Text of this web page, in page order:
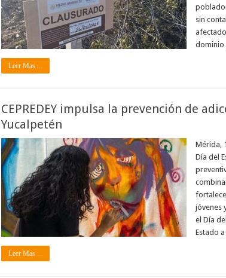
sin
dominio
Leer Mas ...
CEPREDEY impulsa la prevención de
Yucalpetén
Mérida,
Día del
jóvenes
el Día
Estado
Leer Mas ...